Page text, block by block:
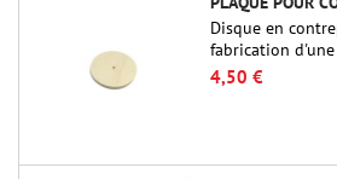
Disque en
fabrication
raccords
Missiles Ltd.
4,50 €